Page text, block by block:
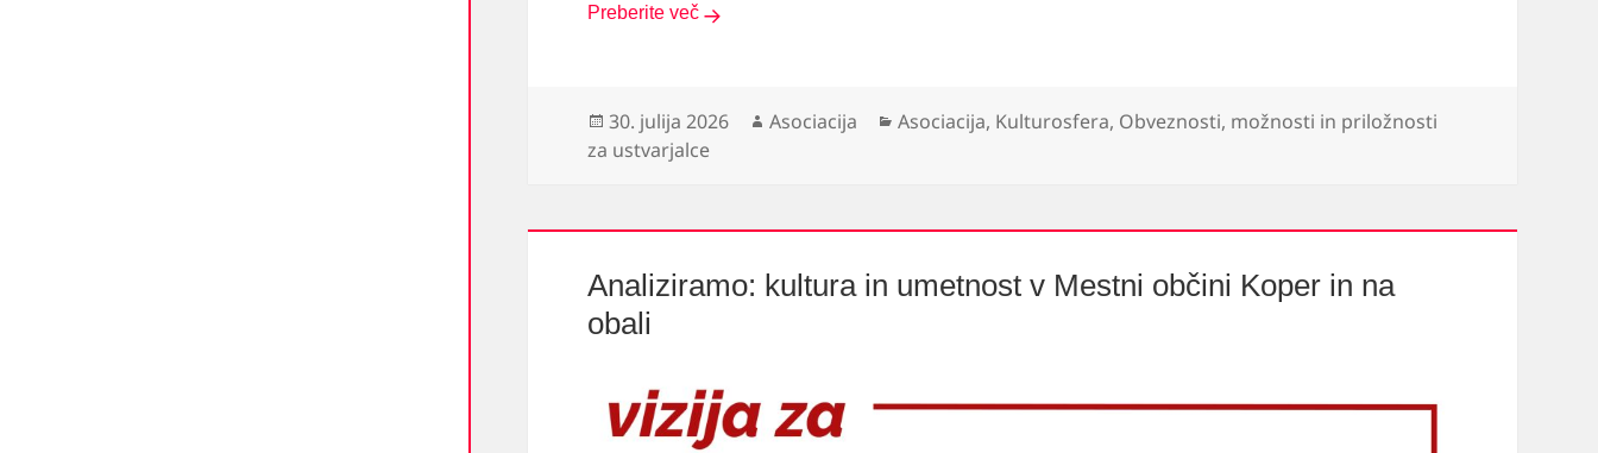
Preberite več
Objavljeno
dne
30. julija 2026 Avtor
Asociacija Kategorije
Asociacija, Kulturosfera, Obveznosti, možnosti in priložnosti
za ustvarjalce
Analiziramo: kultura in umetnost v Mestni občini Koper in na
obali